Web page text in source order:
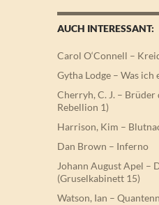
AUCH INTERESSANT:
Carol O‘Connell –
Gytha Lodge – Was ich
Cherryh, C. J. – Brüder
Rebellion 1)
Harrison, Kim –
Dan Brown – Inferno
Johann August Apel –
(Gruselkabinett 15)
Watson, Ian –